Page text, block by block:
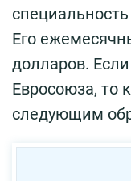
Его
долларов.
Евросоюза, то
следующим